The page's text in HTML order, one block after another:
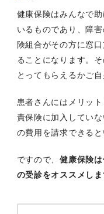
健康保険はみんなで
いるものであり、障
険組合がその方に窓
ることになります。
とってもらえるかご
患者さんにはメリッ
責保険に加入してい
の費用を請求できる
ですので、健康保険
の受診をオススメしま